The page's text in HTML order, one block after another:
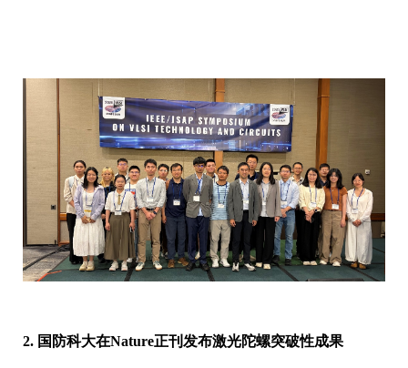
2. 国防科大在Nature正刊发布激光陀螺突破性成果